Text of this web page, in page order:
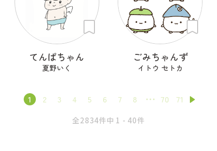
てんぱちゃん
夏野いく
ごみちゃんず
イトウ セトカ
1 2 3 4 5 6 7 8 70 71
全2834件中 1 - 40件